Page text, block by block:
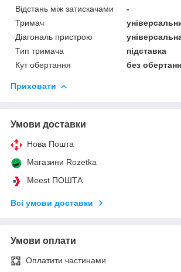
Відстань між затискачами
-
Тримач
Діагональ пристрою
Тип тримача
підставка
Кут обертання
без
Приховати
Умови доставки
Нова Пошта
Магазини Rozetka
Meest ПОШТА
Всі умови доставки
Умови оплати
Оплатити частинами